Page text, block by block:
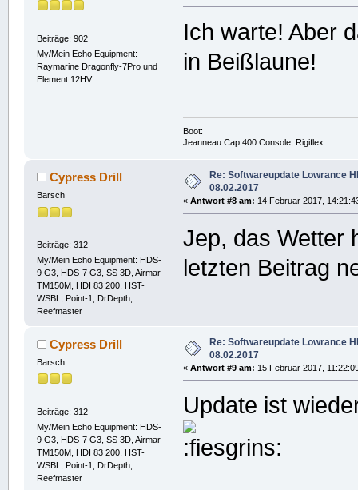
Beiträge: 902
My/Mein Echo Equipment:
Raymarine Dragonfly-7Pro und
Element 12HV
Ich warte! Aber
in Beißlaune!
Boot:
Jeanneau Cap 400 Console, Rigiflex
Cypress Drill
Barsch
Beiträge: 312
My/Mein Echo Equipment: HDS-
9 G3, HDS-7 G3, SS 3D, Airmar
TM150M, HDI 83 200, HST-
WSBL, Point-1, DrDepth,
Reefmaster
Re: Softwareupdate Lowrance
08.02.2017
«Antwort #8 am: 14 Februar 2017,
Jep, das Wetter
letzten Beitrag
Cypress Drill
Barsch
Beiträge: 312
My/Mein Echo Equipment: HDS-
9 G3, HDS-7 G3, SS 3D, Airmar
TM150M, HDI 83 200, HST-
WSBL, Point-1, DrDepth,
Reefmaster
Re: Softwareupdate Lowrance
08.02.2017
«Antwort #9 am: 15 Februar 2017,
Update ist